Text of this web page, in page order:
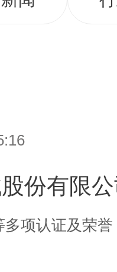
份有限
项认证及荣